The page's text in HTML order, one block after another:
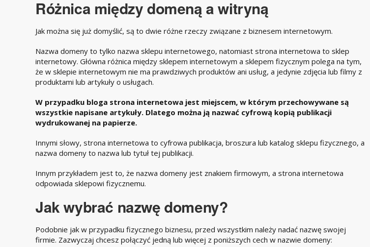
Różnica między domeną a witryną
Jak można się już domyślić, są to dwie różne rzeczy związane z biznesem internetowym.
Nazwa domeny to tylko nazwa sklepu internetowego, natomiast strona internetowa to sklep
internetowy. Główna różnica między sklepem internetowym a sklepem fizycznym polega na tym,
że w sklepie internetowym nie ma prawdziwych produktów ani usług, a jedynie zdjęcia lub filmy z
produktami lub artykuły o usługach.
W przypadku bloga strona internetowa jest miejscem, w którym przechowywane są
wszystkie napisane artykuły. Dlatego można ją nazwać cyfrową kopią publikacji
wydrukowanej na papierze.
Innymi słowy, strona internetowa to cyfrowa publikacja, broszura lub katalog sklepu fizycznego, a
nazwa domeny to nazwa lub tytuł tej publikacji.
Innym przykładem jest to, że nazwa domeny jest znakiem firmowym, a strona internetowa
odpowiada sklepowi fizycznemu.
Jak wybrać nazwę domeny?
Podobnie jak w przypadku fizycznego biznesu, przed wszystkim należy nadać nazwę swojej
firmie. Zazwyczaj chcesz połączyć jedną lub więcej z poniższych cech w nazwie domeny: